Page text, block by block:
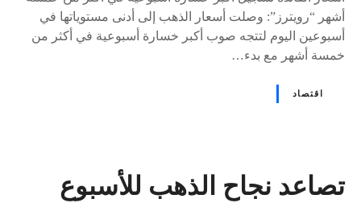
أشهر “رويترز”: وصلت أسعار الذهب إلى أدنى مستوياتها في
أسبوعين اليوم لتتجه صوب أكبر خسارة أسبوعية في أكثر من
خمسة أشهر مع بدء…
اقتصاد
تصاعد نجاح الذهب للأسبوع